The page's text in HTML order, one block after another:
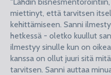
miettinyt, että tarvitsen
kehittämiseen. Sanni
hetkessä - oletko kuullut
ilmestyy sinulle kun on
kanssa on ollut juuri sitä
tarvitsen. Sanni auttaa